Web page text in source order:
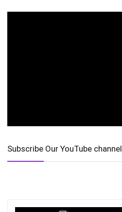
Subscribe Our YouTube channel